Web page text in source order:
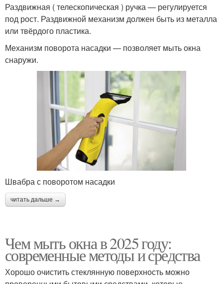
Раздвижная ( телескопическая ) ручка — регулируется
под рост. Раздвижной механизм должен быть из металла
или твёрдого пластика.
Механизм поворота насадки — позволяет мыть окна
снаружи.
Швабра с поворотом насадки
читать дальше →
Чем мыть окна в 2025 году:
современные методы и средства
Хорошо очистить стеклянную поверхность можно